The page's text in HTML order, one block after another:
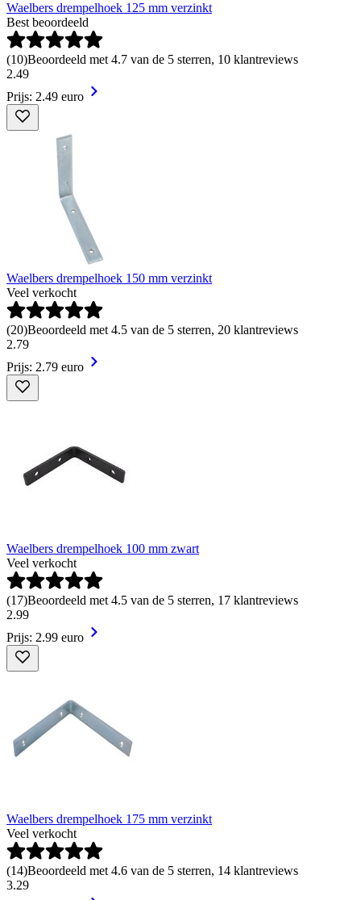
Waelbers drempelhoek 125 mm verzinkt
Best beoordeeld
(10)Beoordeeld met 4.7 van de 5 sterren, 10 klantreviews
2.49
Prijs: 2.49 euro
Waelbers drempelhoek 150 mm verzinkt
Veel verkocht
(20)Beoordeeld met 4.5 van de 5 sterren, 20 klantreviews
2.79
Prijs: 2.79 euro
Waelbers drempelhoek 100 mm zwart
Veel verkocht
(17)Beoordeeld met 4.5 van de 5 sterren, 17 klantreviews
2.99
Prijs: 2.99 euro
Waelbers drempelhoek 175 mm verzinkt
Veel verkocht
(14)Beoordeeld met 4.6 van de 5 sterren, 14 klantreviews
3.29